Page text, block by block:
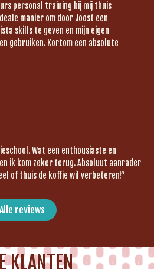
personal training bij mij thuis
manier om door Joost een
skills te geven en mijn eigen
gebruiken. Kortom een absolute
Wat een enthousiaste en
ik kom zeker terug. Absoluut aanrader
of thuis de koffie wil verbeteren!”
Alle reviews
KLANTEN